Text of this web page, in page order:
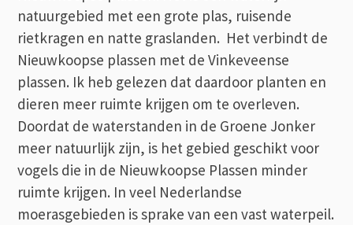
natuurgebied met een grote plas, ruisende
rietkragen en natte graslanden. Het verbindt de
Nieuwkoopse plassen met de Vinkeveense
plassen. Ik heb gelezen dat daardoor planten en
dieren meer ruimte krijgen om te overleven.
Doordat de waterstanden in de Groene Jonker
meer natuurlijk zijn, is het gebied geschikt voor
vogels die in de Nieuwkoopse Plassen minder
ruimte krijgen. In veel Nederlandse
moerasgebieden is sprake van een vast waterpeil.